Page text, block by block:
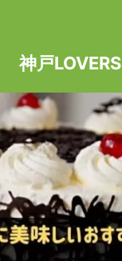
神戸LOVERS